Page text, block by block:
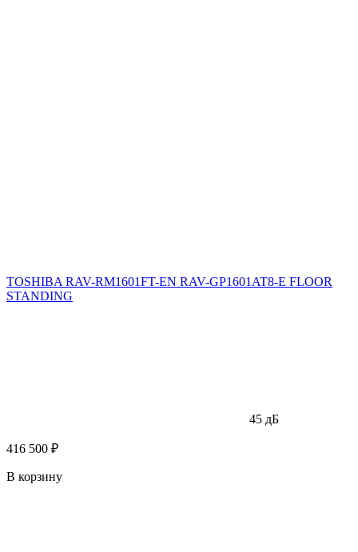
TOSHIBA RAV-RM1601FT-EN RAV-GP1601AT8-E FLOOR
STANDING
45 дБ
416 500 ₽
В корзину